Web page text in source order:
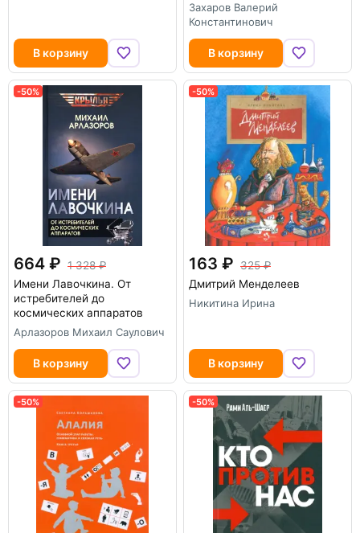
В корзину
Захаров Валерий
Константинович
В корзину
-50%
664
1 328
Имени Лавочкина. От
истребителей до
космических аппаратов
Арлазоров Михаил Саулович
В корзину
-50%
163
325
Дмитрий Менделеев
Никитина Ирина
В корзину
-50% -50%